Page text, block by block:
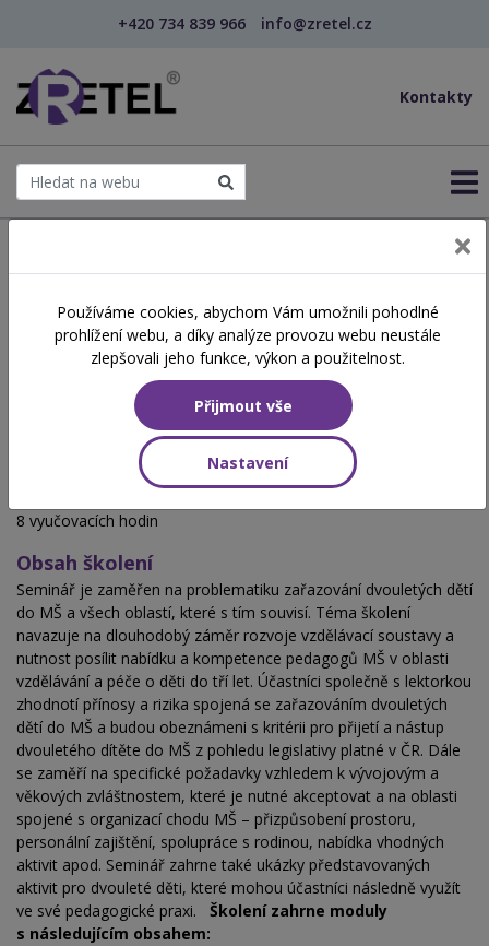
+420 734 839 966 info@zretel.cz
Kontakty
šablony
Základy práce pedagoga s
dvouletými dětmi v MŠ
(webinář)
Hodinová dotace
8 vyučovacích hodin
Obsah školení
Seminář je zaměřen na problematiku zařazování dvouletých dětí
do MŠ a všech oblastí, které s tím souvisí. Téma školení
navazuje na dlouhodobý záměr rozvoje vzdělávací soustavy a
nutnost posílit nabídku a kompetence pedagogů MŠ v oblasti
vzdělávání a péče o děti do tří let. Účastníci společně s lektorkou
zhodnotí přínosy a rizika spojená se zařazováním dvouletých
dětí do MŠ a budou obeznámeni s kritérii pro přijetí a nástup
dvouletého dítěte do MŠ z pohledu legislativy platné v ČR. Dále
se zaměří na specifické požadavky vzhledem k vývojovým a
věkových zvláštnostem, které je nutné akceptovat a na oblasti
spojené s organizací chodu MŠ – přizpůsobení prostoru,
personální zajištění, spolupráce s rodinou, nabídka vhodných
aktivit apod. Seminář zahrne také ukázky představovaných
aktivit pro dvouleté děti, které mohou účastníci následně využít
ve své pedagogické praxi. Školení zahrne moduly
s následujícím obsahem:
Používáme cookies, abychom Vám umožnili pohodlné
prohlížení webu, a díky analýze provozu webu neustále
zlepšovali jeho funkce, výkon a použitelnost.
Přijmout vše
Nastavení